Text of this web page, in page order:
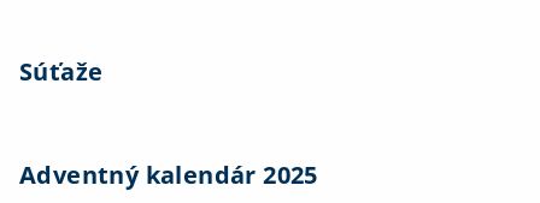
Súťaže
Adventný kalendár 2025